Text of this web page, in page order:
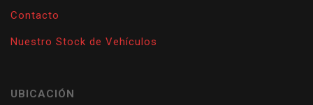
Contacto
Nuestro Stock de Vehículos
UBICACIÓN